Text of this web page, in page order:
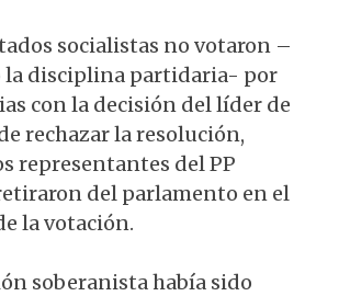
socialistas no votaron –
la disciplina partidaria- por
con la decisión del líder de
rechazar la resolución,
representantes del PP
del parlamento en el
la votación.
soberanista había sido